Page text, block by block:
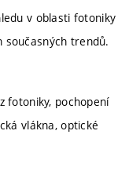
v oblasti fotoniky
současných trendů.
fotoniky, pochopení
vlákna, optické